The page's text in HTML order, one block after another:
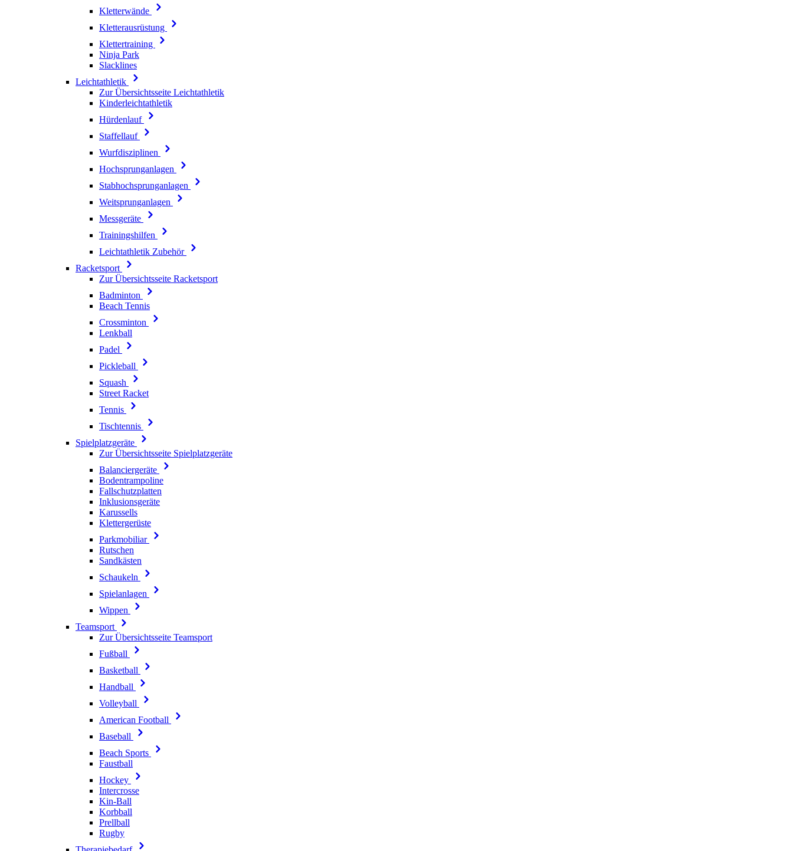
Kletterwände
Kletterausrüstung
Klettertraining
Ninja Park
Slacklines
Leichtathletik
Zur Übersichtsseite Leichtathletik
Kinderleichtathletik
Hürdenlauf
Staffellauf
Wurfdisziplinen
Hochsprunganlagen
Stabhochsprunganlagen
Weitsprunganlagen
Messgeräte
Trainingshilfen
Leichtathletik Zubehör
Racketsport
Zur Übersichtsseite Racketsport
Badminton
Beach Tennis
Crossminton
Lenkball
Padel
Pickleball
Squash
Street Racket
Tennis
Tischtennis
Spielplatzgeräte
Zur Übersichtsseite Spielplatzgeräte
Balanciergeräte
Bodentrampoline
Fallschutzplatten
Inklusionsgeräte
Karussells
Klettergerüste
Parkmobiliar
Rutschen
Sandkästen
Schaukeln
Spielanlagen
Wippen
Teamsport
Zur Übersichtsseite Teamsport
Fußball
Basketball
Handball
Volleyball
American Football
Baseball
Beach Sports
Faustball
Hockey
Intercrosse
Kin-Ball
Korbball
Prellball
Rugby